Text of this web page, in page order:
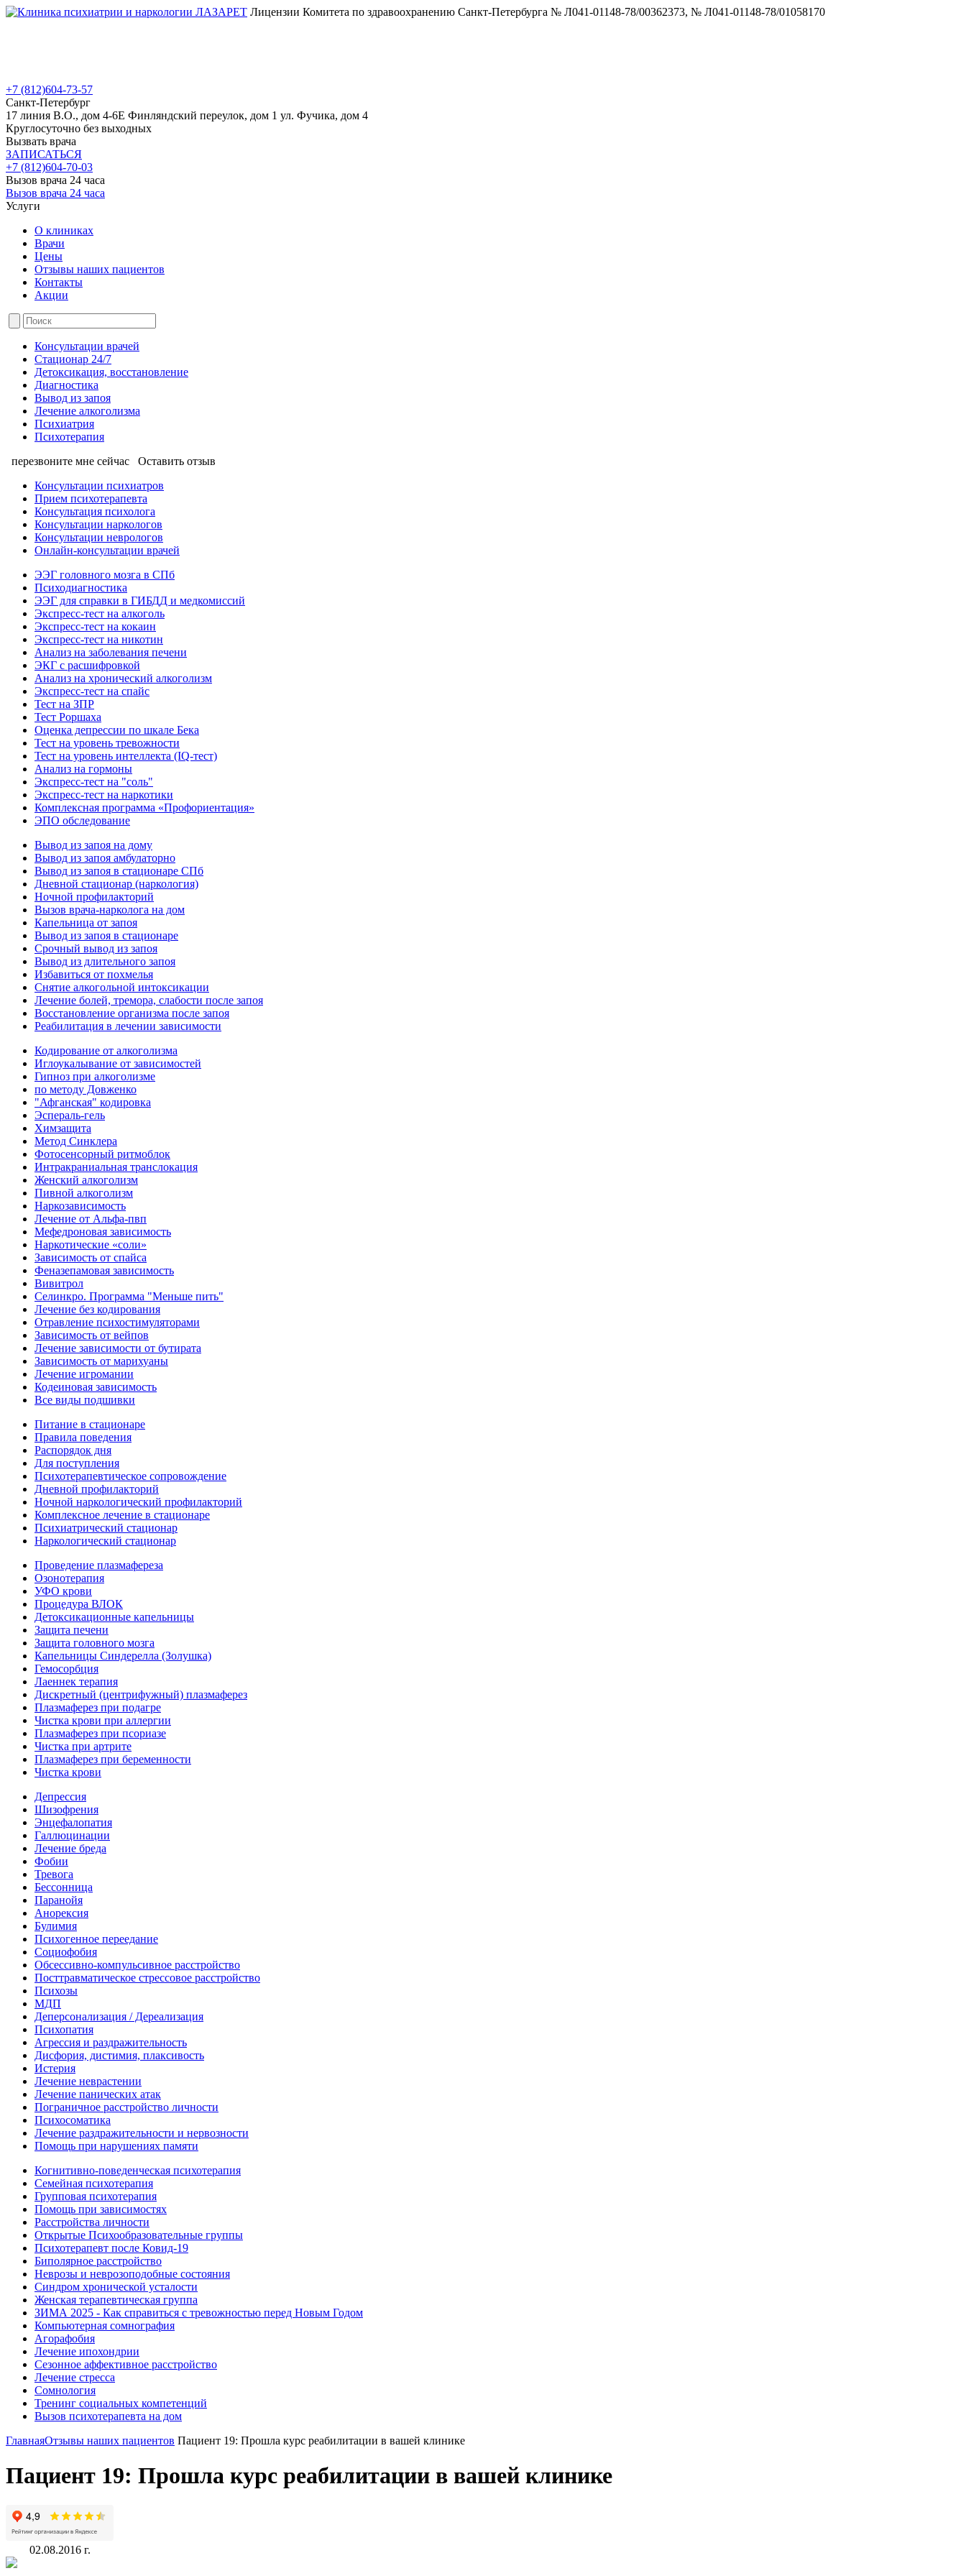
Лицензии Комитета по здравоохранению Санкт-Петербурга № Л041-01148-78/00362373, № Л041-01148-78/01058170
+7 (812)604-73-57
Санкт-Петербург
17 линия В.О., дом 4-6Е Финляндский переулок, дом 1 ул. Фучика, дом 4
Круглосуточно без выходных
Вызвать врача
ЗАПИСАТЬСЯ
+7 (812)604-70-03
Вызов врача 24 часа
Вызов врача 24 часа
Услуги
О клиниках
Врачи
Цены
Отзывы наших пациентов
Контакты
Акции
Консультации врачей
Стационар 24/7
Детоксикация, восстановление
Диагностика
Вывод из запоя
Лечение алкоголизма
Психиатрия
Психотерапия
перезвоните мне сейчас
Оставить отзыв
Консультации психиатров
Прием психотерапевта
Консультация психолога
Консультации наркологов
Консультации неврологов
Онлайн-консультации врачей
ЭЭГ головного мозга в СПб
Психодиагностика
ЭЭГ для справки в ГИБДД и медкомиссий
Экспресс-тест на алкоголь
Экспресс-тест на кокаин
Экспресс-тест на никотин
Анализ на заболевания печени
ЭКГ с расшифровкой
Анализ на хронический алкоголизм
Экспресс-тест на спайс
Тест на ЗПР
Тест Роршаха
Оценка депрессии по шкале Бека
Тест на уровень тревожности
Тест на уровень интеллекта (IQ-тест)
Анализ на гормоны
Экспресс-тест на "соль"
Экспресс-тест на наркотики
Комплексная программа «Профориентация»
ЭПО обследование
Вывод из запоя на дому
Вывод из запоя амбулаторно
Вывод из запоя в стационаре СПб
Дневной стационар (наркология)
Ночной профилакторий
Вызов врача-нарколога на дом
Капельница от запоя
Вывод из запоя в стационаре
Срочный вывод из запоя
Вывод из длительного запоя
Избавиться от похмелья
Снятие алкогольной интоксикации
Лечение болей, тремора, слабости после запоя
Восстановление организма после запоя
Реабилитация в лечении зависимости
Кодирование от алкоголизма
Иглоукалывание от зависимостей
Гипноз при алкоголизме
по методу Довженко
"Афганская" кодировка
Эспераль-гель
Химзащита
Метод Синклера
Фотосенсорный ритмоблок
Интракраниальная транслокация
Женский алкоголизм
Пивной алкоголизм
Наркозависимость
Лечение от Альфа-пвп
Мефедроновая зависимость
Наркотические «соли»
Зависимость от спайса
Феназепамовая зависимость
Вивитрол
Селинкро. Программа "Меньше пить"
Лечение без кодирования
Отравление психостимуляторами
Зависимость от вейпов
Лечение зависимости от бутирата
Зависимость от марихуаны
Лечение игромании
Кодеиновая зависимость
Все виды подшивки
Питание в стационаре
Правила поведения
Распорядок дня
Для поступления
Психотерапевтическое сопровождение
Дневной профилакторий
Ночной наркологический профилакторий
Комплексное лечение в стационаре
Психиатрический стационар
Наркологический стационар
Проведение плазмафереза
Озонотерапия
УФО крови
Процедура ВЛОК
Детоксикационные капельницы
Защита печени
Защита головного мозга
Капельницы Синдерелла (Золушка)
Гемосорбция
Лаеннек терапия
Дискретный (центрифужный) плазмаферез
Плазмаферез при подагре
Чистка крови при аллергии
Плазмаферез при псориазе
Чистка при артрите
Плазмаферез при беременности
Чистка крови
Депрессия
Шизофрения
Энцефалопатия
Галлюцинации
Лечение бреда
Фобии
Тревога
Бессонница
Паранойя
Анорексия
Булимия
Психогенное переедание
Социофобия
Обсессивно-компульсивное расстройство
Посттравматическое стрессовое расстройство
Психозы
МДП
Деперсонализация / Дереализация
Психопатия
Агрессия и раздражительность
Дисфория, дистимия, плаксивость
Истерия
Лечение неврастении
Лечение панических атак
Пограничное расстройство личности
Психосоматика
Лечение раздражительности и нервозности
Помощь при нарушениях памяти
Когнитивно-поведенческая психотерапия
Семейная психотерапия
Групповая психотерапия
Помощь при зависимостях
Расстройства личности
Открытые Психообразовательные группы
Психотерапевт после Ковид-19
Биполярное расстройство
Неврозы и неврозоподобные состояния
Синдром хронической усталости
Женская терапевтическая группа
ЗИМА 2025 - Как справиться с тревожностью перед Новым Годом
Компьютерная сомнография
Агорафобия
Лечение ипохондрии
Сезонное аффективное расстройство
Лечение стресса
Сомнология
Тренинг социальных компетенций
Вызов психотерапевта на дом
ГлавнаяОтзывы наших пациентов Пациент 19: Прошла курс реабилитации в вашей клинике
Пациент 19: Прошла курс реабилитации в вашей клинике
02.08.2016 г.